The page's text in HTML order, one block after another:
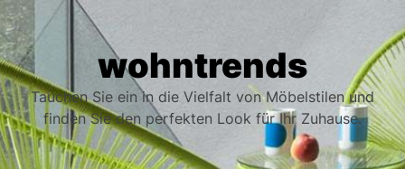
Skip
to
the
content
wohntrends
Tauchen Sie ein in die Vielfalt von Möbelstilen und
finden Sie den perfekten Look für Ihr Zuhause.